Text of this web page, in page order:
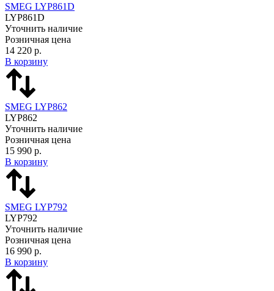
SMEG LYP861D
LYP861D
Уточнить наличие
Розничная цена
14 220 р.
В корзину
SMEG LYP862
LYP862
Уточнить наличие
Розничная цена
15 990 р.
В корзину
SMEG LYP792
LYP792
Уточнить наличие
Розничная цена
16 990 р.
В корзину